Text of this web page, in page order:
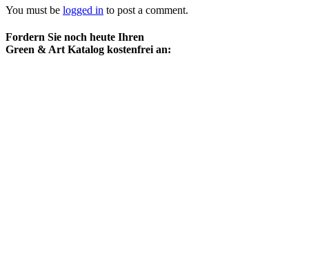
You must be logged in to post a comment.
Fordern Sie noch heute Ihren
Green & Art Katalog kostenfrei an: